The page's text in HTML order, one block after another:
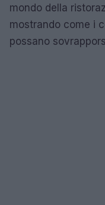
mondo della
mostrando come i
possano